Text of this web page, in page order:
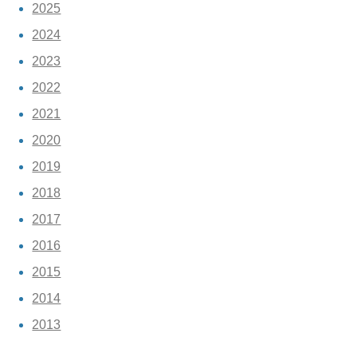
2025
2024
2023
2022
2021
2020
2019
2018
2017
2016
2015
2014
2013